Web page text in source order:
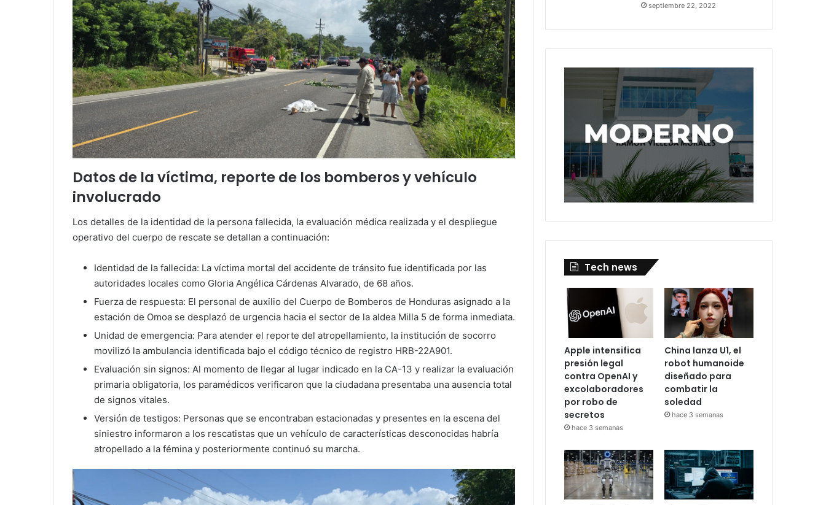
Datos de la víctima, reporte de los bomberos y vehículo
involucrado
Los detalles de la identidad de la persona fallecida, la evaluación médica realizada y el despliegue
operativo del cuerpo de rescate se detallan a continuación:
Identidad de la fallecida: La víctima mortal del accidente de tránsito fue identificada por las
autoridades locales como Gloria Angélica Cárdenas Alvarado, de 68 años.
Fuerza de respuesta: El personal de auxilio del Cuerpo de Bomberos de Honduras asignado a la
estación de Omoa se desplazó de urgencia hacia el sector de la aldea Milla 5 de forma inmediata.
Unidad de emergencia: Para atender el reporte del atropellamiento, la institución de socorro
movilizó la ambulancia identificada bajo el código técnico de registro HRB-22A901.
Evaluación sin signos: Al momento de llegar al lugar indicado en la CA-13 y realizar la evaluación
primaria obligatoria, los paramédicos verificaron que la ciudadana presentaba una ausencia total
de signos vitales.
Versión de testigos: Personas que se encontraban estacionadas y presentes en la escena del
siniestro informaron a los rescatistas que un vehículo de características desconocidas habría
atropellado a la fémina y posteriormente continuó su marcha.
septiembre 22, 2022
Tech news
Apple intensifica
presión legal
contra OpenAI y
excolaboradores
por robo de
secretos
hace 3 semanas
China lanza U1, el
robot humanoide
diseñado para
combatir la
soledad
hace 3 semanas